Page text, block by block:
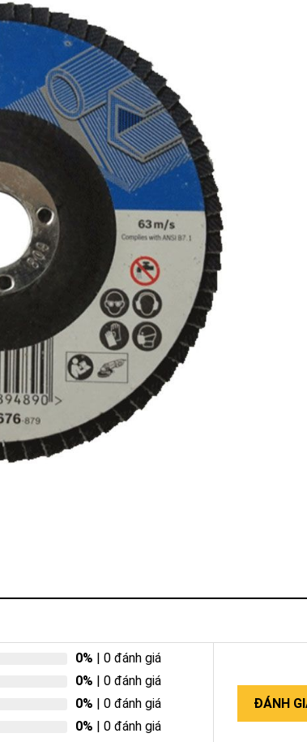
0% | 0 đánh giá
0% | 0 đánh giá
0% | 0 đánh giá
0% | 0 đánh giá
ĐÁNH